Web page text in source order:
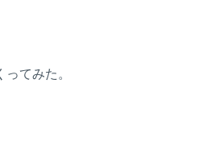
てみた。